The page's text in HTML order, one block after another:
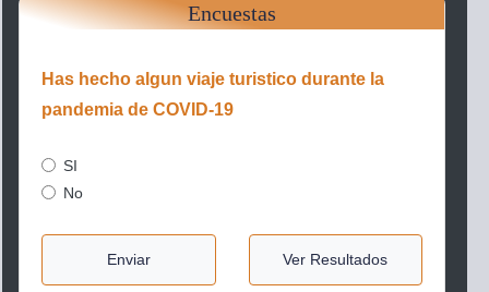
Encuestas
Has hecho algun viaje turistico durante la
pandemia de COVID-19
SI
No
Enviar Ver Resultados